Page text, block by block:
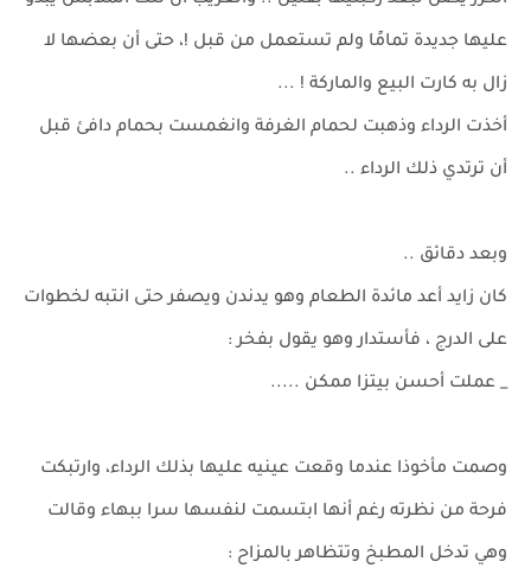
عليها جديدة تمامًا ولم تستعمل من قبل !، حتى أن بعضها لا
زال به كارت البيع والماركة ! ...
أخذت الرداء وذهبت لحمام الغرفة وانغمست بحمام دافئ قبل
أن ترتدي ذلك الرداء ..
وبعد دقائق ..
كان زايد أعد مائدة الطعام وهو يدندن ويصفر حتى انتبه لخطوات
على الدرج ، فأستدار وهو يقول بفخر :
_ عملت أحسن بيتزا ممكن .....
وصمت مأخوذا عندما وقعت عينيه عليها بذلك الرداء، وارتبكت
فرحة من نظرته رغم أنها ابتسمت لنفسها سرا ببهاء وقالت
وهي تدخل المطبخ وتتظاهر بالمزاح :